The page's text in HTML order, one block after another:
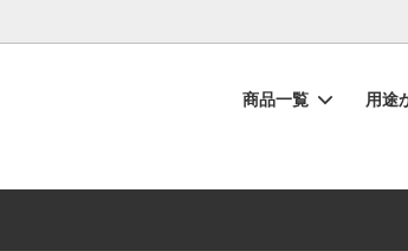
商品一覧 用途